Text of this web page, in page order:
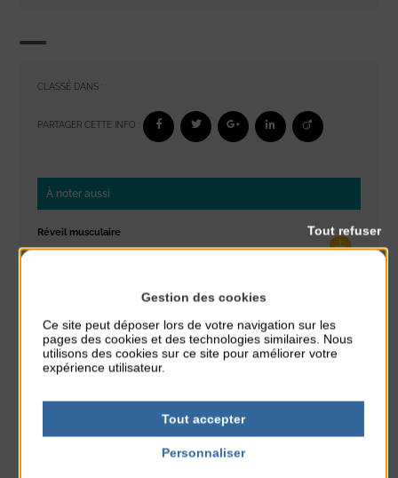
CLASSÉ DANS :
PARTAGER CETTE INFO :
À noter aussi
Réveil musculaire
du 3 Août au 7 Août
du 3 Août au 7 Août
Plage du passous
du 7 Août au 7 Août
Gestion des cookies
Ce site peut déposer lors de votre navigation sur les
pages des cookies et des technologies similaires. Nous
utilisons des cookies sur ce site pour améliorer votre
expérience utilisateur.
Tout accepter
Tout refuser
Personnaliser